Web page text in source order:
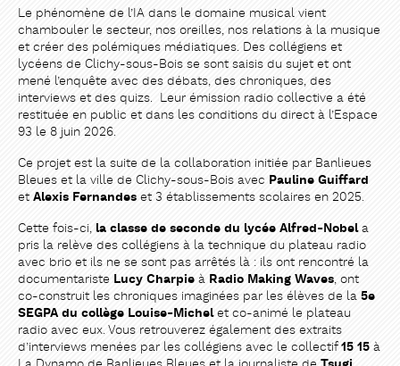
Le phénomène de l’IA dans le domaine musical vient
chambouler le secteur, nos oreilles, nos relations à la musique
et créer des polémiques médiatiques. Des collégiens et
lycéens de Clichy-sous-Bois se sont saisis du sujet et ont
mené l’enquête avec des débats, des chroniques, des
interviews et des quizs. Leur émission radio collective a été
restituée en public et dans les conditions du direct à l’Espace
93 le 8 juin 2026.
Ce projet est la suite de la collaboration initiée par Banlieues
Bleues et la ville de Clichy-sous-Bois avec Pauline Guiffard
et Alexis Fernandes et 3 établissements scolaires en 2025.
Cette fois-ci, la classe de seconde du lycée Alfred-Nobela
pris la relève des collégiens à la technique du plateau radio
avec brio et ils ne se sont pas arrêtés là : ils ont rencontré la
documentariste Lucy Charpie à Radio Making Waves, ont
co-construit les chroniques imaginées par les élèves de la 5e
SEGPA du collège Louise-Michelet co-animé le plateau
radio avec eux. Vous retrouverez également des extraits
d’interviews menées par les collégiens avec le collectif15 15 à
PARTAGER
PARTAGER